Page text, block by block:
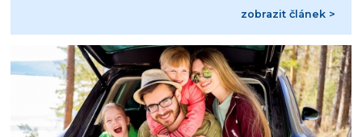
zobrazit článek >